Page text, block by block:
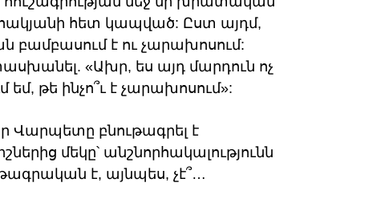
հետ կապված: Ըստ այդմ,
բամբասում է ու չարախոսում:
«Ախր, ես այդ մարդուն ոչ
եմ, թե ինչո՞ւ է չարախոսում»:
Վարպետը բնութագրել է
մեկը՝ անշնորհակալությունն
է, այնպես, չէ՞…